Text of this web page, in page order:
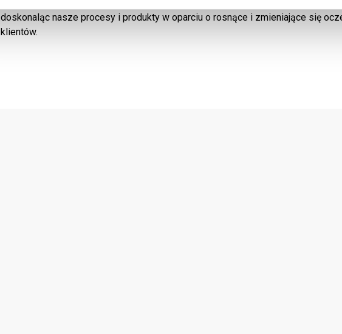
doskonaląc nasze procesy i produkty w oparciu o rosnące i zmieniające się
klientów.